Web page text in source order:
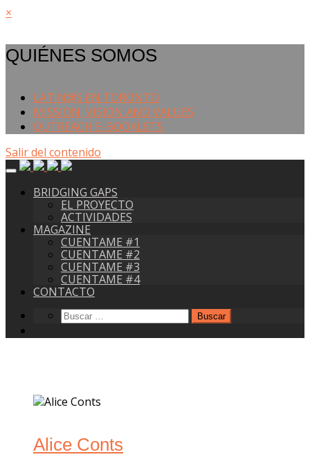
×
QUIÉNES SOMOS
LATIN@S EN TORONTO
MISSION, VISION AND VALUES
OUTREACH E-BOOKLETS
Salir del contenido
BRIDGING GAPS
EL PROYECTO
ACTIVIDADES
MAGAZINE
CUENTAME #1
CUENTAME #2
CUENTAME #3
CUENTAME #4
CONTACTO
Alice Conts